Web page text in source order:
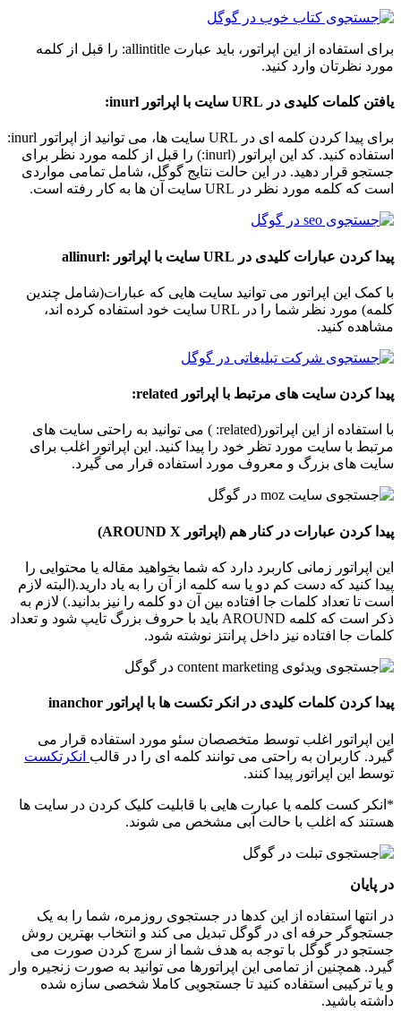
برای استفاده از این اپراتور، باید عبارت allintitle: را قبل از کلمه
مورد نظرتان وارد کنید.
یافتن کلمات کلیدی در URL سایت با اپراتور inurl:
برای پیدا کردن کلمه ای در URL سایت ها، می توانید از اپراتور inurl:
استفاده کنید. کد این اپراتور (inurl:) را قبل از کلمه مورد نظر برای
جستجو قرار دهید. در این حالت نتایج گوگل، شامل تمامی مواردی
است که کلمه مورد نظر در URL سایت آن ها به کار رفته است.
پیدا کردن عبارات کلیدی در URL سایت با اپراتور :allinurl
با کمک این اپراتور می توانید سایت هایی که عبارات(شامل چندین
کلمه) مورد نظر شما را در URL سایت خود استفاده کرده اند،
مشاهده کنید.
پیدا کردن سایت های مرتبط با اپراتور related:
با استفاده از این اپراتور(related: ) می توانید به راحتی سایت های
مرتبط با سایت مورد تظر خود را پیدا کنید. این اپراتور اغلب برای
سایت های بزرگ و معروف مورد استفاده قرار می گیرد.
پیدا کردن عبارات در کنار هم (اپراتور AROUND X
)
این اپراتور زمانی کاربرد دارد که شما بخواهید مقاله یا محتوایی را
پیدا کنید که دست کم دو یا سه کلمه از آن را به یاد دارید.(البته لازم
است تا تعداد کلمات جا افتاده بین آن دو کلمه را نیز بدانید.) لازم به
ذکر است که کلمه AROUND باید با حروف بزرگ تایپ شود و تعداد
کلمات جا افتاده نیز داخل پرانتز نوشته شود.
پیدا کردن کلمات کلیدی در انکر تکست ها با اپراتور inanchor
این اپراتور اغلب توسط متخصصان سئو مورد استفاده قرار می
گیرد. کاربران به راحتی می توانند کلمه ای را در قالب انکرتکست
توسط این اپراتور پیدا کنند.
*انکر کست کلمه یا عبارت هایی با قابلیت کلیک کردن در سایت ها
هستند که اغلب با حالت آبی مشخص می شوند.
در پایان
در انتها استفاده از این کدها در جستجوی روزمره، شما را به یک
جستجوگر حرفه ای در گوگل تبدیل می کند و انتخاب بهترین روش
جستجو در گوگل با توجه به هدف شما از سرچ کردن صورت می
گیرد. همچنین از تمامی این اپراتورها می توانید به صورت زنجیره وار
و یا ترکیبی استفاده کنید تا جستجویی کاملا شخصی سازه شده
داشته باشید.